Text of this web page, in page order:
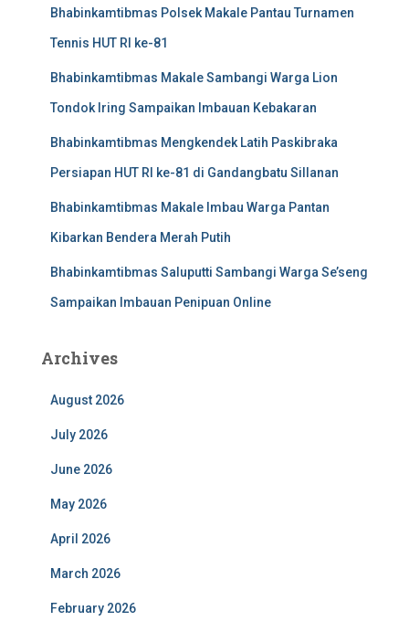
Bhabinkamtibmas Polsek Makale Pantau Turnamen
Tennis HUT RI ke-81
Bhabinkamtibmas Makale Sambangi Warga Lion
Tondok Iring Sampaikan Imbauan Kebakaran
Bhabinkamtibmas Mengkendek Latih Paskibraka
Persiapan HUT RI ke-81 di Gandangbatu Sillanan
Bhabinkamtibmas Makale Imbau Warga Pantan
Kibarkan Bendera Merah Putih
Bhabinkamtibmas Saluputti Sambangi Warga Se’seng
Sampaikan Imbauan Penipuan Online
Archives
August 2026
July 2026
June 2026
May 2026
April 2026
March 2026
February 2026